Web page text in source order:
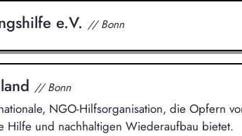
e.V. // Bonn
// Bonn
NGO-Hilfsorganisation, die Opfern
Hilfe und nachhaltigen Wiederaufbau bietet.